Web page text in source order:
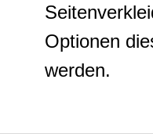
Optionen
werden.